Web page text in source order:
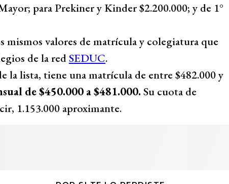
para Prekiner y Kinder $2.200.000; y de 1°
mismos valores de matrícula y colegiatura que
de la redSEDUC.
la lista, tiene una matrícula de entre $482.000 y
de $450.000 a $481.000. Su cuota de
1.153.000 aproximante.